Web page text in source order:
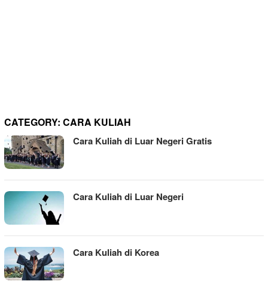
CATEGORY: CARA KULIAH
Cara Kuliah di Luar Negeri Gratis
Cara Kuliah di Luar Negeri
Cara Kuliah di Korea